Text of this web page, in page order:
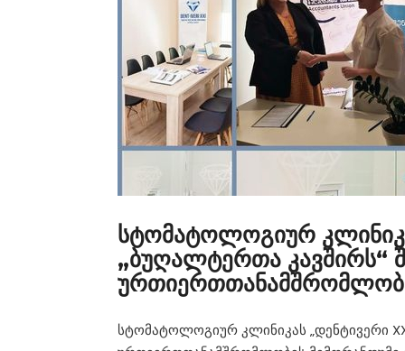
სტომატოლოგიურ
„ბუღალტერთა კავშირს“
სტომატოლოგიურ კლინიკას „დენტივერი